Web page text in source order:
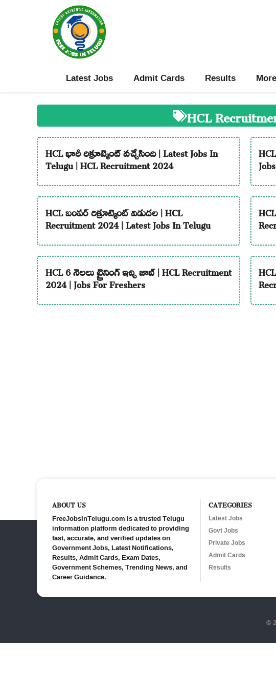
Latest Jobs Admit Cards Results More
HCL
HCL భారీ రిక్రూట్మెంట్ వచ్చేసింది | Latest Jobs In
Telugu | HCL Recruitment 2024
HCL బంపర్ రిక్రూట్మెంట్ విడుదల | HCL
Recruitment 2024 | Latest Jobs In Telugu
HCL 6 నెలలు ట్రైనింగ్ ఇచ్చి జాబ్ | HCL Recruitment
2024 | Jobs For Freshers
ABOUT US
FreeJobsInTelugu.com is a trusted Telugu
information platform dedicated to providing
fast, accurate, and verified updates on
Government Jobs, Latest Notifications,
Results, Admit Cards, Exam Dates,
Government Schemes, Trending News, and
Career Guidance.
CATEGORIES
Latest Jobs
Govt Jobs
Private Jobs
Admit Cards
Results
©